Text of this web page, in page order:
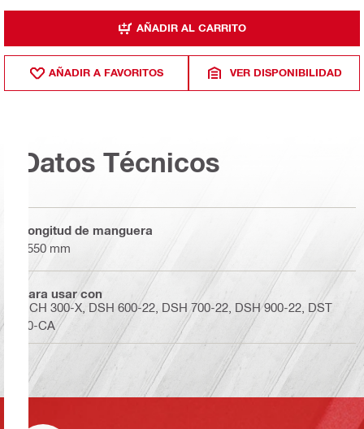
AÑADIR AL CARRITO
AÑADIR A FAVORITOS VER DISPONIBILIDAD
Datos Técnicos
Longitud de manguera
2550 mm
Para usar con
DCH 300-X, DSH 600-22, DSH 700-22, DSH 900-22, DST
20-CA